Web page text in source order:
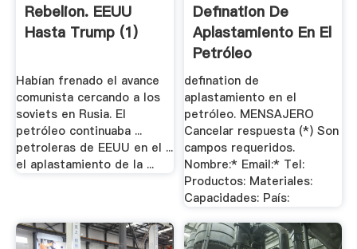
Rebelion. EEUU
Hasta Trump (1)
Habían frenado el avance
comunista cercando a los
soviets en Rusia. El
petróleo continuaba ...
petroleras de EEUU en el ...
el aplastamiento de la ...
Defination De
Aplastamiento En El
Petróleo
defination de
aplastamiento en el
petróleo. MENSAJERO
Cancelar respuesta (*) Son
campos requeridos.
Nombre:* Email:* Tel:
Productos: Materiales:
Capacidades: País: